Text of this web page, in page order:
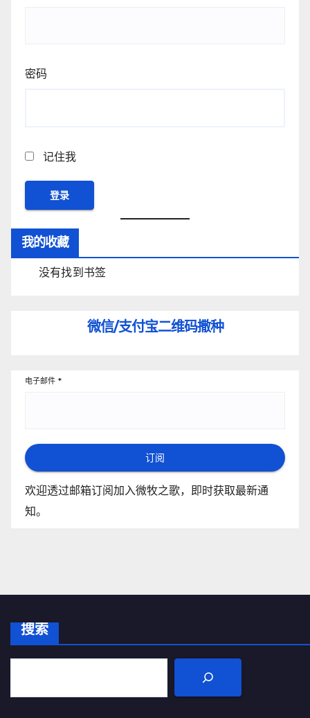
密码
记住我
我的收藏
没有找到书签
微信/支付宝二维码撒种
电子邮件 *
订阅
欢迎透过邮箱订阅加入微牧之歌，即时获取最新通
知。
搜索